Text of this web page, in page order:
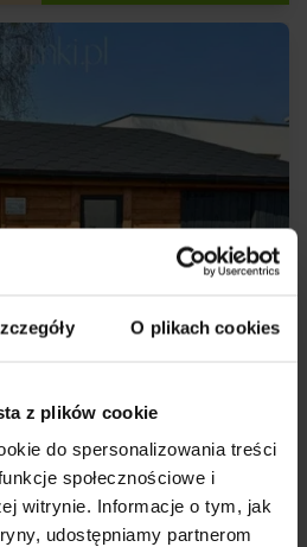
O plikach cookies
z plików cookie
do spersonalizowania treści
społecznościowe i
witrynie. Informacje o tym, jak
udostępniamy partnerom